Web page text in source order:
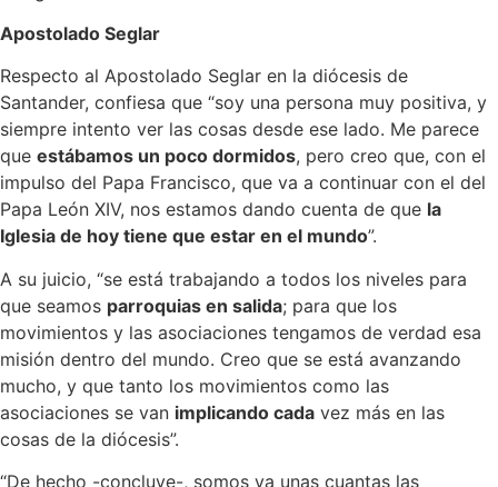
Apostolado Seglar
Respecto al Apostolado Seglar en la diócesis de
Santander, confiesa que “soy una persona muy positiva, y
siempre intento ver las cosas desde ese lado. Me parece
que estábamos un poco dormidos, pero creo que, con el
impulso del Papa Francisco, que va a continuar con el del
Papa León XIV, nos estamos dando cuenta de que la
Iglesia de hoy tiene que estar en el mundo”.
A su juicio, “se está trabajando a todos los niveles para
que seamos parroquias en salida; para que los
movimientos y las asociaciones tengamos de verdad esa
misión dentro del mundo. Creo que se está avanzando
mucho, y que tanto los movimientos como las
asociaciones se van implicando cada vez más en las
cosas de la diócesis”.
“De hecho -concluye-, somos ya unas cuantas las